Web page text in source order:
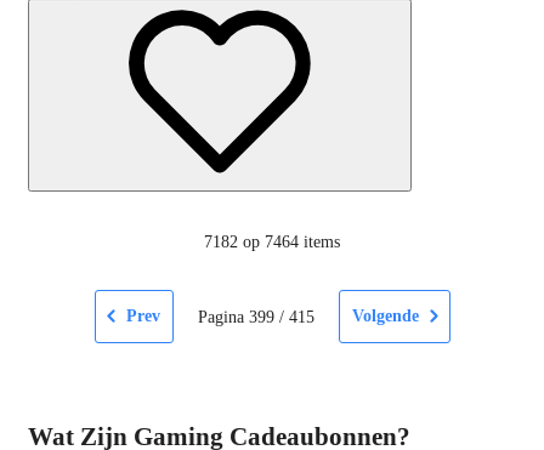
7182 op 7464 items
Prev Pagina 399/ 415 Volgende
Wat Zijn Gaming Cadeaubonnen?